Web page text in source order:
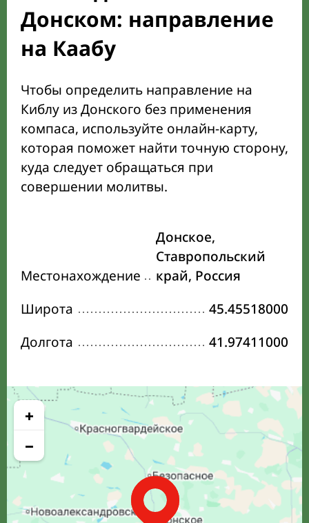
Донском: направление
на Каабу
Чтобы определить направление на
Киблу из Донского без применения
компаса, используйте онлайн-карту,
которая поможет найти точную сторону,
куда следует обращаться при
совершении молитвы.
Местонахождение
Донское,
Ставропольский
край, Россия
Широта
45.45518000
Долгота
41.97411000
+
−